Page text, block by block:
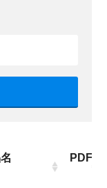
PDF